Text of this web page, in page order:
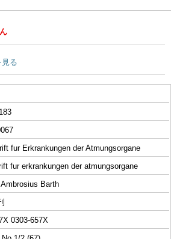
る
fur Erkrankungen der Atmungsorgane
fur erkrankungen der atmungsorgane
Barth
0303-657X